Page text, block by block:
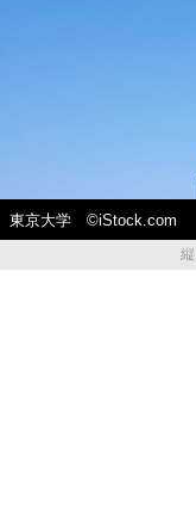
東京大学 ©iStock.com